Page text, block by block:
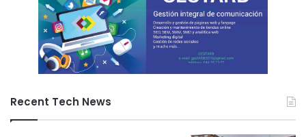
Recent Tech News